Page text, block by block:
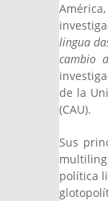
lingua
cambio
de la
(CAU).
Sus
política